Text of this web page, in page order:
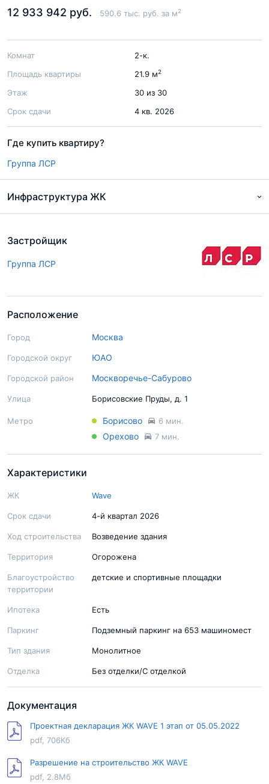
12 933 942 руб. 590.6 тыс. руб. за м2
Комнат
2-к.
Площадь квартиры
21.9 м2
Этаж
30 из 30
Срок сдачи
4 кв. 2026
Где купить квартиру?
Группа ЛСР
Застройщик
Группа ЛСР
Расположение
Город Москва
Городской округ ЮАО
Городской район Москворечье-Сабурово
Улица Борисовские Пруды, д. 1
Метро Борисово 6 мин.
Орехово 7 мин.
Характеристики
ЖК Wave
Срок сдачи 4-й квартал 2026
Ход строительства Возведение здания
Территория Огорожена
Благоустройство
территории
детские и спортивные площадки
Ипотека Есть
Паркинг Подземный паркинг на 653 машиномест
Тип здания Монолитное
Отделка Без отделки/С отделкой
Документация
Проектная декларация ЖК WAVE 1 этап от 05.05.2022
pdf, 706Кб
Разрешение на строительство ЖК WAVE
pdf, 2.8Мб
Инфраструктура ЖК